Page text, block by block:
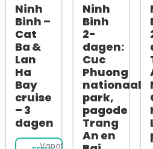
Ninh
Binh –
Cat
Ba &
Lan
Ha
Bay
cruise
– 3
dagen
Vanaf
Ninh
Binh
2-
dagen:
Cuc
Phuong
nationaal
park,
pagode
Trang
An en